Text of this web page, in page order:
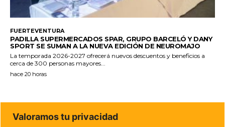
FUERTEVENTURA
PADILLA SUPERMERCADOS SPAR, GRUPO BARCELÓ Y DANY
SPORT SE SUMAN A LA NUEVA EDICIÓN DE NEUROMAJO
La temporada 2026-2027 ofrecerá nuevos descuentos y beneficios a
cerca de 300 personas mayores...
hace 20 horas